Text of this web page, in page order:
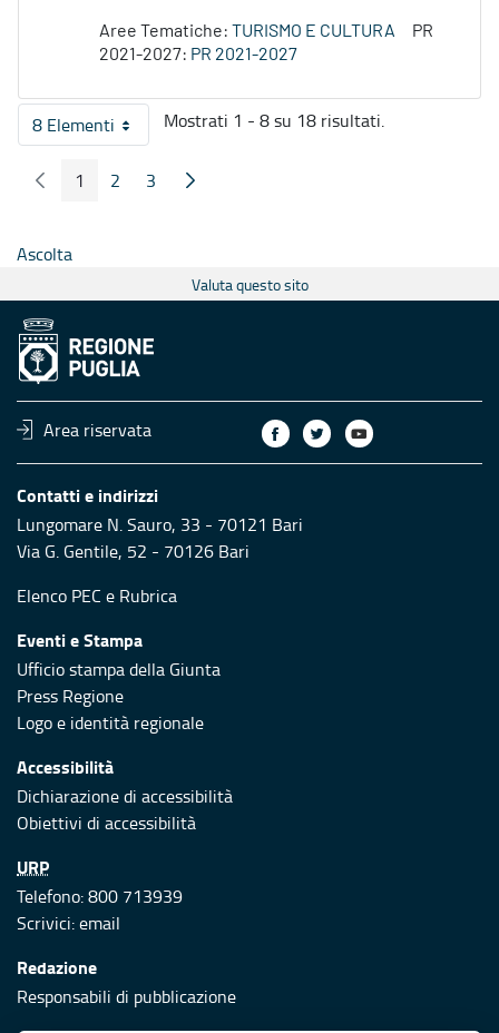
Aree Tematiche: TURISMO E CULTURA
PR
2021-2027: PR 2021-2027
8 ElementiPer pagina
Mostrati 1 - 8 su 18 risultati.
Pagina Precedente
Pagina
1 Pagina
2 Pagina
3 Pagina Seguente
Ascolta
Valuta questo sito
Area riservata
Contatti e indirizzi
Lungomare N. Sauro, 33 - 70121 Bari
Via G. Gentile, 52 - 70126 Bari
Elenco PEC e Rubrica
Eventi e Stampa
Ufficio stampa della Giunta
Press Regione
Logo e identità regionale
Accessibilità
Dichiarazione di accessibilità
Obiettivi di accessibilità
URP
Telefono: 800 713939
Scrivici:email
Redazione
Responsabili di pubblicazione